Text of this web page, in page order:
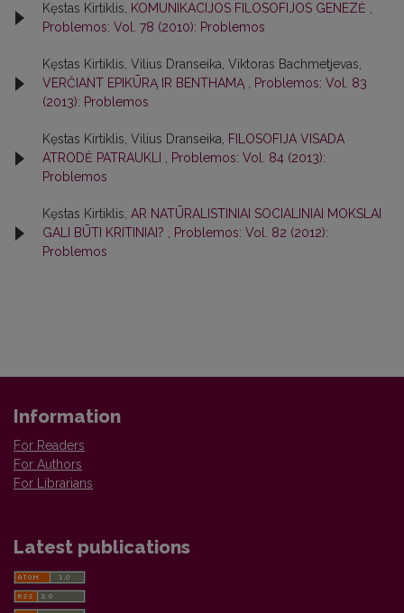
Kęstas Kirtiklis, KOMUNIKACIJOS FILOSOFIJOS GENEZĖ
Problemos: Vol. 78 (2010): Problemos
Kęstas Kirtiklis, Vilius Dranseika, Viktoras Bachmetjevas,
VERČIANT EPIKŪRĄ IR BENTHAMĄ
Problemos: Vol. 83
(2013): Problemos
Kęstas Kirtiklis, Vilius Dranseika,
FILOSOFIJA VISADA
ATRODĖ PATRAUKLI
Problemos: Vol. 84 (2013):
Problemos
Kęstas Kirtiklis, AR NATŪRALISTINIAI SOCIALINIAI MOKSLAI
GALI BŪTI KRITINIAI?
Problemos: Vol. 82 (2012):
Problemos
Information
For Readers
For Authors
For Librarians
Latest publications